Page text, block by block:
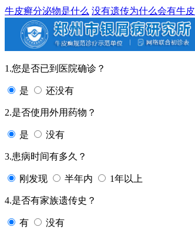
牛皮癣分泌物是什么 没有遗传为什么会有牛
1.您是否已到医院确诊？
是 还没有
2.是否使用外用药物？
是 没有
3.患病时间有多久？
刚发现 半年内 1年以上
4.是否有家族遗传史？
有 没有